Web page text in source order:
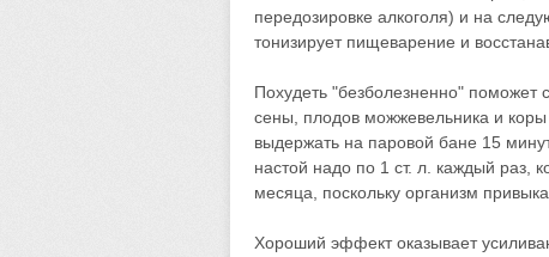
передозировке алкоголя) и на
тонизирует пищеварение и
Похудеть "безболезненно" поможет
сены, плодов можжевельника и
выдержать на паровой бане 15
настой надо по 1 ст. л. каждый раз,
месяца, поскольку организм
Хороший эффект оказывает